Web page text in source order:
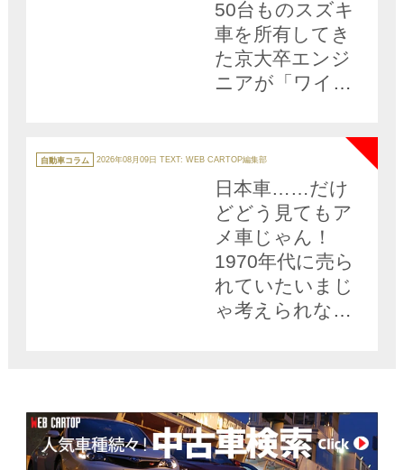
50台ものスズキ
車を所有してき
た京大卒エンジ
ニアが「ワイド
カ
テ
ゴ
自動車コラム 2026年08月09日 TEXT: WEB CARTOP編集部
日本車……だけ
どどう見てもア
メ車じゃん！
1970年代に売ら
れていたいまじ
ゃ考えられない